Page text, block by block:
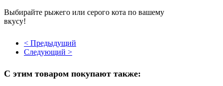
Выбирайте рыжего или серого кота по вашему
вкусу!
< Предыдущий
Следующий >
С этим товаром покупают также: